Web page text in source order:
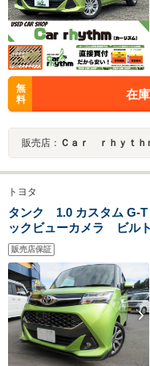
無
料
在
販売店： Ｃａｒ ｒｈｙｔ
トヨタ
タンク 1.0 カスタム G-
ックビューカメラ ビル
シートバックテーブル
ュスタート スマートキ
ム専用Fスポイラー
販売店保証